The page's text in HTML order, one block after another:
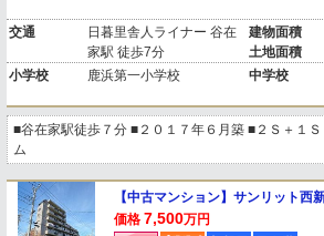
交通
日暮里舎人ライナー 谷在
家駅 徒歩7分
建物面積
土地面積
小学校 鹿浜第一小学校 中学校
■谷在家駅徒歩７分 ■２０１７年６月築 ■２Ｓ＋１
ム
【中古マンション】サンリット西
価格 7,500万円